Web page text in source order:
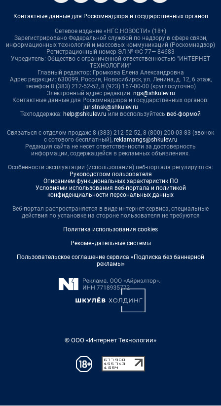
Контактные данные для Роскомнадзора и государственных органов
Сетевое издание «НГС.НОВОСТИ» (18+)
Зарегистрировано Федеральной службой по надзору в сфере связи,
информационных технологий и массовых коммуникаций (Роскомнадзор)
Регистрационный номер ЭЛ № ФС 77— 84683
Учредитель: Общество с ограниченной ответственностью "ИНТЕРНЕТ
ТЕХНОЛОГИИ"
Главный редактор: Громкова Елена Александровна
Адрес редакции: 630099, Россия, Новосибирск, ул. Ленина, д. 12, 6 этаж,
телефон 8 (383) 212-52-52, 8 (923) 157-00-00 (круглосуточно)
Электронный адрес редакции: ngs@shkulev.ru
Контактные данные для Роскомнадзора и государственных органов:
juristnsk@shkulev.ru
Техподдержка: help@shkulev.ru или воспользуйтесь веб-формой
Связаться с отделом продаж: 8 (383) 212-52-52, 8 (800) 200-03-83 (звонок
с сотового бесплатный), reklamangs@shkulev.ru
Редакция сайта не несет ответственности за достоверность
информации, содержащейся в рекламных объявлениях.
Особенности эксплуатации (использования) веб-портала регулируются:
Руководством пользователя
Описанием функциональных характеристик ПО
Условиями использования веб-портала и политикой
конфиденциальности персональных данных
Веб-портал распространяется в виде интернет-сервиса, специальные
действия по установке на стороне пользователя не требуются
Политика использования cookies
Рекомендательные системы
Пользовательское соглашение сервиса «Подписка без баннерной
рекламы»
© ООО «Интернет Технологии»